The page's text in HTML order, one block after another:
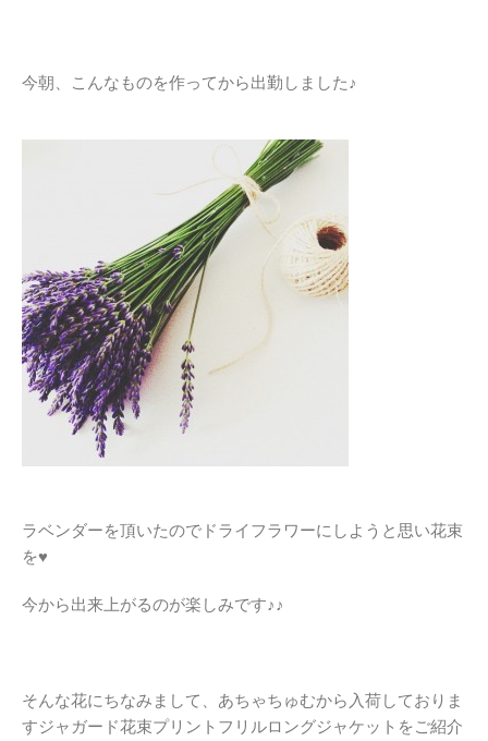
今朝、こんなものを作ってから出勤しました♪
ラベンダーを頂いたのでドライフラワーにしようと思い花束
を♥
今から出来上がるのが楽しみです♪♪
そんな花にちなみまして、あちゃちゅむから入荷しておりま
すジャガード花束プリントフリルロングジャケットをご紹介